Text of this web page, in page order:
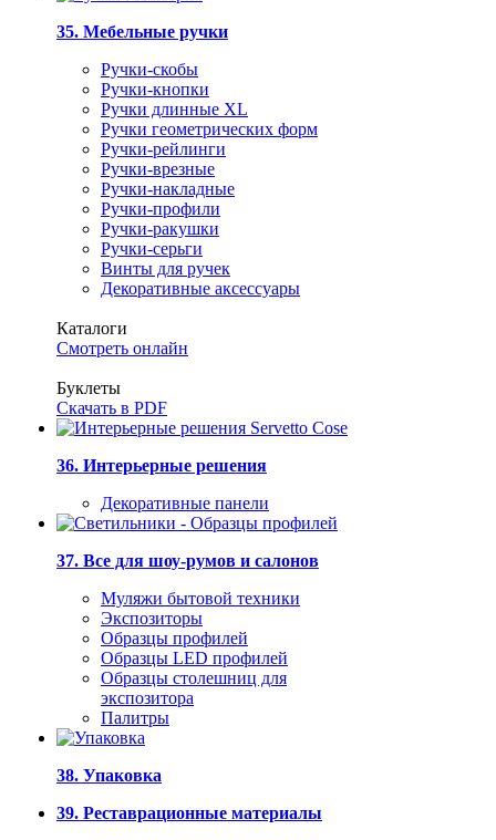
35. Мебельные ручки
Ручки-скобы
Ручки-кнопки
Ручки длинные XL
Ручки геометрических форм
Ручки-рейлинги
Ручки-врезные
Ручки-накладные
Ручки-профили
Ручки-ракушки
Ручки-серьги
Винты для ручек
Декоративные аксессуары
Каталоги
Смотреть онлайн
Буклеты
Скачать в PDF
36. Интерьерные решения
Декоративные панели
37. Все для шоу-румов и салонов
Муляжи бытовой техники
Экспозиторы
Образцы профилей
Образцы LED профилей
Образцы столешниц для
экспозитора
Палитры
38. Упаковка
39. Реставрационные материалы